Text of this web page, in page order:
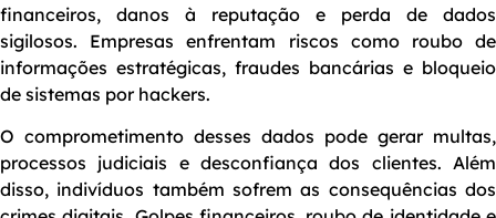
financeiros, danos à reputação e perda de dados
sigilosos. Empresas enfrentam riscos como roubo de
informações estratégicas, fraudes bancárias e bloqueio
de sistemas por hackers.
O comprometimento desses dados pode gerar multas,
processos judiciais e desconfiança dos clientes. Além
disso, indivíduos também sofrem as consequências dos